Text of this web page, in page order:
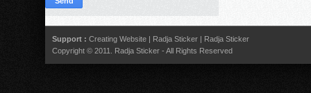
Support : Creating Website | Radja Sticker | Radja Sticker
Copyright © 2011. Radja Sticker - All Rights Reserved